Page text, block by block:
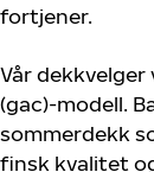
fortjener.
Vår
(gac)-modell.
sommerdekk
finsk kvalitet